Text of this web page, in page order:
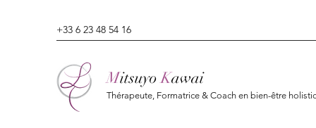
+33 6 23 48 54 16
MitsuyoKawai
Thérapeute, Formatrice & Coach en bien-être